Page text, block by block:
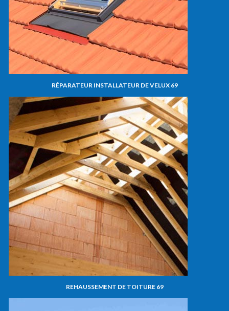
RÉPARATEUR INSTALLATEUR DE VELUX 69
REHAUSSEMENT DE TOITURE 69